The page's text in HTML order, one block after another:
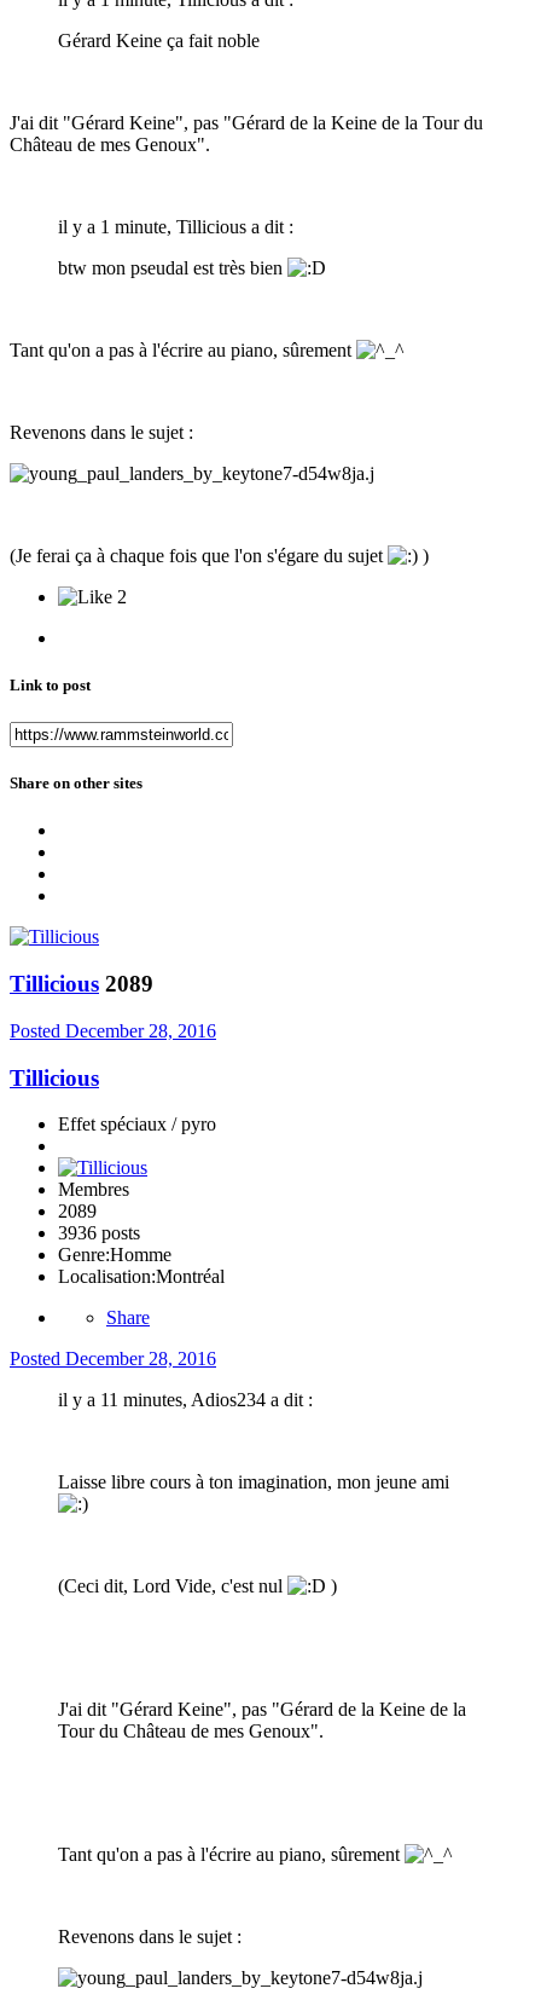
Gérard Keine ça fait noble
J'ai dit "Gérard Keine", pas "Gérard de la Keine de la Tour du
Château de mes Genoux".
il y a 1 minute, Tillicious a dit :
btw mon pseudal est très bien
Tant qu'on a pas à l'écrire au piano, sûrement
Revenons dans le sujet :
(Je ferai ça à chaque fois que l'on s'égare du sujet
)
2
Link to post
Share on other sites
Tillicious 2089
Posted December 28, 2016
Tillicious
Effet spéciaux / pyro
Membres
2089
3936 posts
Genre:Homme
Localisation:Montréal
Share
Posted December 28, 2016
il y a 11 minutes, Adios234 a dit :
Laisse libre cours à ton imagination, mon jeune ami
(Ceci dit, Lord Vide, c'est nul )
J'ai dit "Gérard Keine", pas "Gérard de la Keine de la
Tour du Château de mes Genoux".
Tant qu'on a pas à l'écrire au piano, sûrement
Revenons dans le sujet :